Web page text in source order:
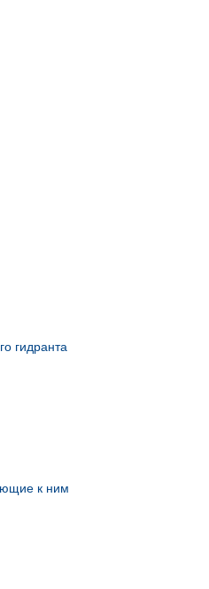
гидранта
к ним